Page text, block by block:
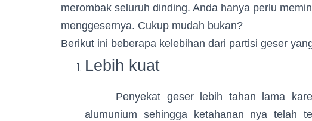
merombak seluruh dinding. Anda hanya perlu
menggesernya. Cukup mudah bukan?
Berikut ini beberapa kelebihan dari partisi geser
Lebih kuat
Penyekat geser lebih tahan lama
alumunium sehingga ketahanan nya telah